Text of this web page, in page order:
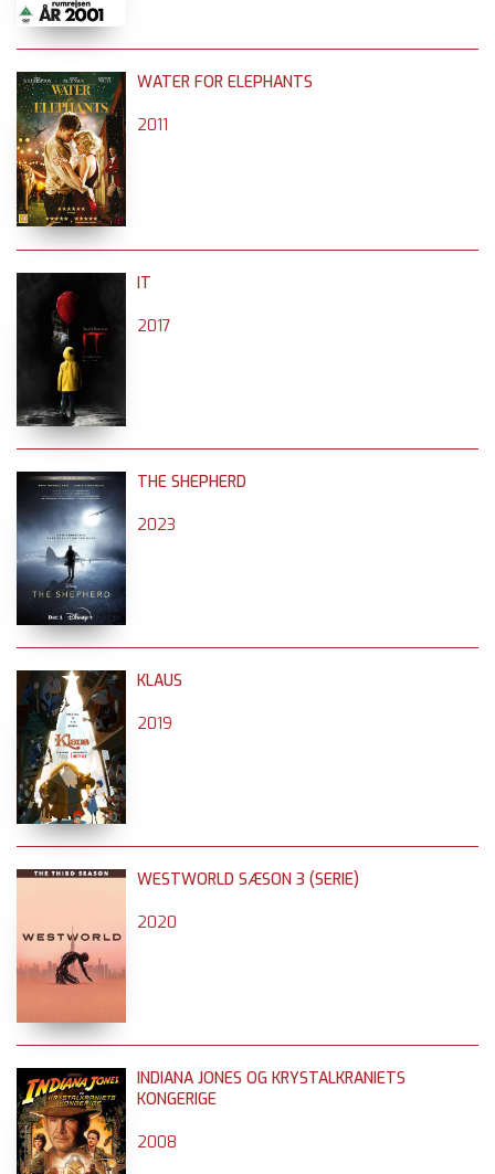
WATER FOR ELEPHANTS
2011
IT
2017
THE SHEPHERD
2023
KLAUS
2019
WESTWORLD SÆSON 3 (SERIE)
2020
INDIANA JONES OG KRYSTALKRANIETS
KONGERIGE
2008